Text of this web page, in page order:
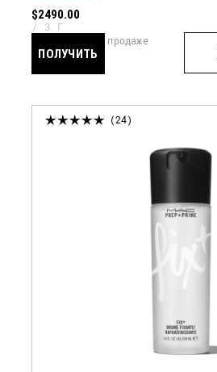
$2490.00
3 Г
ПОЛУЧИТЬ
скоро в продаже
24